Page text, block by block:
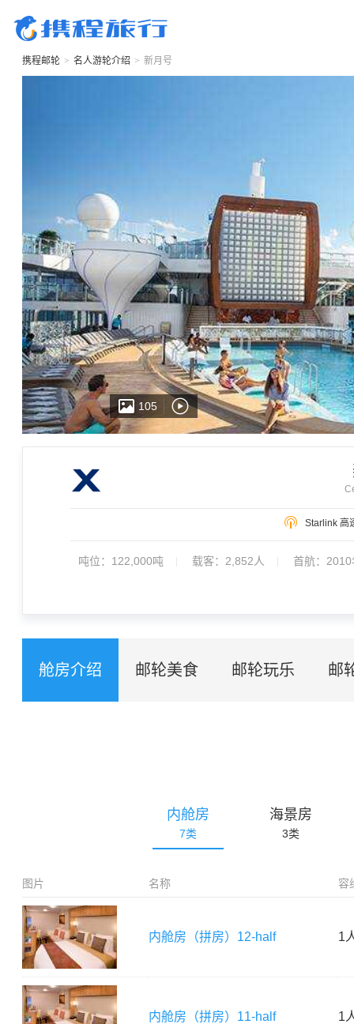
携程邮轮 > 名人游轮介绍 > 新月号
105
新月号被票选为2019年邮轮评论家大型船类服务奖，快来登船享
Starlink 高
吨位： 122,000吨 载客： 2,852人 首航：2010
舱房介绍 邮轮美食 邮轮玩乐 邮
内舱房
7类
海景房
3类
图片 名称 容
内舱房（拼房） 12-half 1
内舱房（拼房） 11-half 1